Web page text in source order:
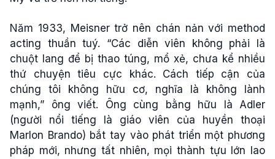
Năm 1933, Meisner trở nên chán nản với method
acting thuần tuý. “Các diễn viên không phải là
chuột lang để bị thao túng, mổ xẻ, chưa kể nhiều
thứ chuyện tiêu cực khác. Cách tiếp cận của
chúng tôi không hữu cơ, nghĩa là không lành
mạnh,” ông viết. Ông cùng bằng hữu là Adler
(người nổi tiếng là giáo viên của huyền thoại
Marlon Brando) bắt tay vào phát triển một phương
pháp mới, nhưng tất nhiên, mọi thành tựu lớn lao